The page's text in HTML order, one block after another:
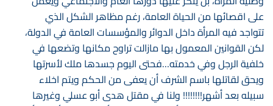
على اقصائها من الحياة العامة، رغم مظاهر الشكل الذي
تتواجد فيه المرأة داخل الدوائر والمؤسسات العامة في الدولة،
لكن القوانين المعمول بها مازالت تراوح مكانها وتضعها في
خلفية الرجل وفي خدمته…فحتى اليوم جسدها ملك لأسرتها
ويحق لقاتلها باسم الشرف أن يعفى من الحكم ويتم اخلاء
سبيله بعد أشهر!!!!!!!! ولنا في مقتل هدى أبو عسلي وغيرها